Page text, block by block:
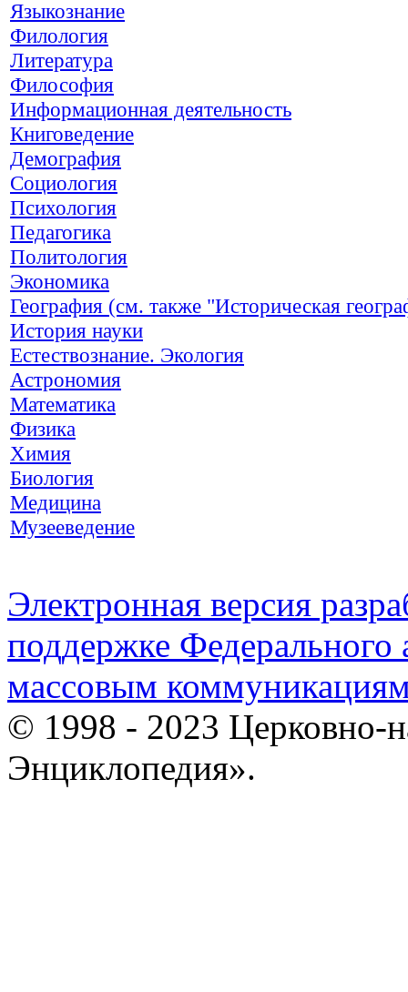
Языкознание
Филология
Литература
Философия
Информационная деятельность
Книговедение
Демография
Социология
Психология
Педагогика
Политология
Экономика
География (см. также "Историческая
История науки
Естествознание. Экология
Астрономия
Математика
Физика
Химия
Биология
Медицина
Музееведение
Электронная версия
поддержке Федерального
массовым
© 1998 - 2023 Церковно-
Энциклопедия».